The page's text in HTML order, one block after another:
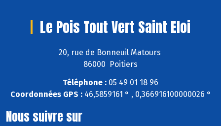
Le Pois Tout Vert Saint Eloi
20, rue de Bonneuil Matours
86000 Poitiers
Téléphone : 05 49 01 18 96
Coordonnées GPS :46,5859161 ° , 0,366916100000026 °
Nous suivre sur